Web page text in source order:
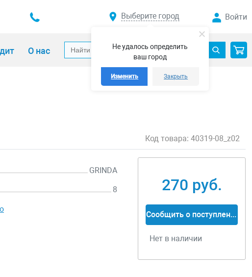
Не удалось определить
ваш город
Изменить Закрыть
Выберите город Войти
О нас
Код товара: 40319-08_z02
GRINDA
8 270 руб.
Сообщить о поступлении
Нет в наличии